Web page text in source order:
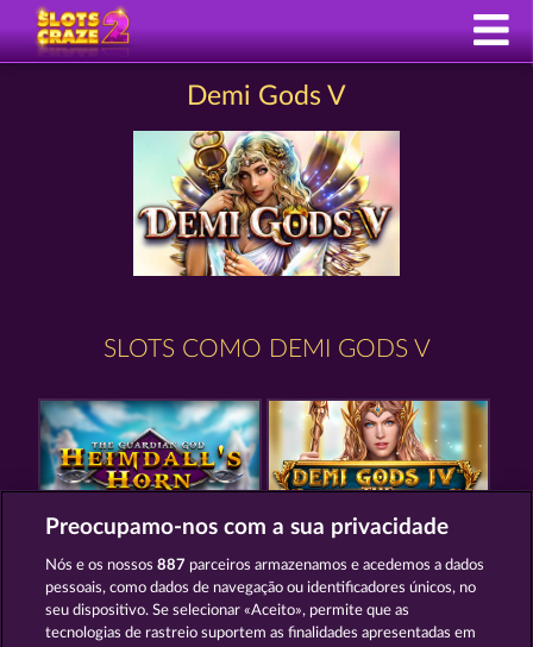
Demi Gods V
SLOTS COMO DEMI GODS V
Preocupamo-nos com a sua privacidade
Nós e os nossos887 parceiros armazenamos e acedemos a dados
pessoais, como dados de navegação ou identificadores únicos, no
seu dispositivo. Se selecionar «Aceito», permite que as
tecnologias de rastreio suportem as finalidades apresentadas em